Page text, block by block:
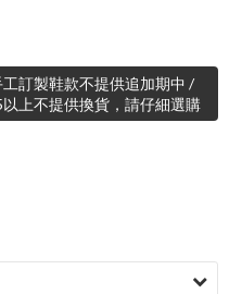
訂製鞋款不提供追加期中 /
上不提供換貨，請仔細選購